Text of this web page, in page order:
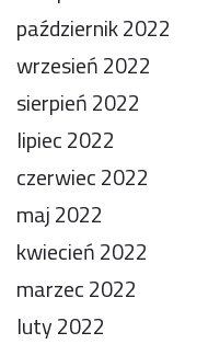
październik 2022
wrzesień 2022
sierpień 2022
lipiec 2022
czerwiec 2022
maj 2022
kwiecień 2022
marzec 2022
luty 2022